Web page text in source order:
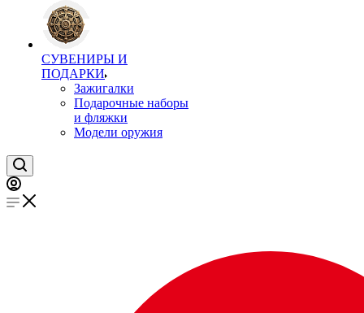
СУВЕНИРЫ И
ПОДАРКИ
Зажигалки
Подарочные наборы
и фляжки
Модели оружия